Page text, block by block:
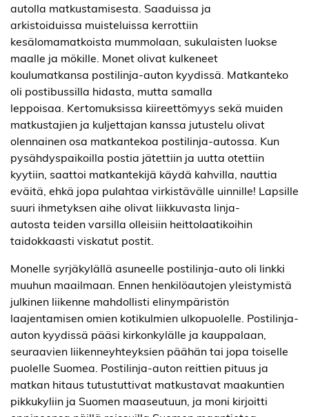
autolla matkustamisesta. Saaduissa ja
arkistoiduissa muisteluissa kerrottiin
kesälomamatkoista mummolaan, sukulaisten luokse
maalle ja mökille. Monet olivat kulkeneet
koulumatkansa postilinja-auton kyydissä. Matkanteko
oli postibussilla hidasta, mutta samalla
leppoisaa. Kertomuksissa kiireettömyys sekä muiden
matkustajien ja kuljettajan kanssa jutustelu olivat
olennainen osa matkantekoa postilinja-autossa. Kun
pysähdyspaikoilla postia jätettiin ja uutta otettiin
kyytiin, saattoi matkantekijä käydä kahvilla, nauttia
eväitä, ehkä jopa pulahtaa virkistävälle uinnille! Lapsille
suuri ihmetyksen aihe olivat liikkuvasta linja-
autosta teiden varsilla olleisiin heittolaatikoihin
taidokkaasti viskatut postit.
Monelle syrjäkylällä asuneelle postilinja-auto oli linkki
muuhun maailmaan. Ennen henkilöautojen yleistymistä
julkinen liikenne mahdollisti elinympäristön
laajentamisen omien kotikulmien ulkopuolelle. Postilinja-
auton kyydissä pääsi kirkonkylälle ja kauppalaan,
seuraavien liikenneyhteyksien päähän tai jopa toiselle
puolelle Suomea. Postilinja-auton reittien pituus ja
matkan hitaus tutustuttivat matkustavat maakuntien
pikkukyliin ja Suomen maaseutuun, ja moni kirjoitti